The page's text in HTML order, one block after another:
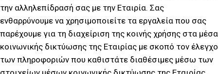
την αλληλεπίδρασή σας με την Εταιρία. Σας
ενθαρρύνουμε να χρησιμοποιείτε τα εργαλεία που σας
παρέχουμε για τη διαχείριση της κοινής χρήσης στα μέσα
κοινωνικής δικτύωσης της Εταιρίας με σκοπό τον έλεγχο
των πληροφοριών που καθιστάτε διαθέσιμες μέσω των